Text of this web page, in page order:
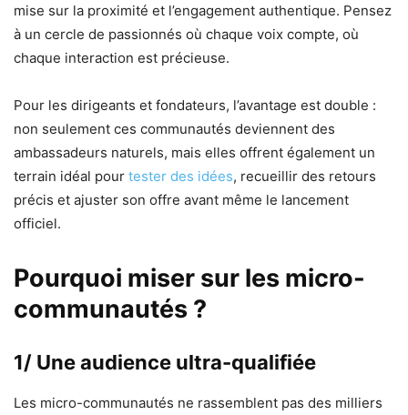
mise sur la proximité et l’engagement authentique. Pensez
à un cercle de passionnés où chaque voix compte, où
chaque interaction est précieuse.
Pour les dirigeants et fondateurs, l’avantage est double :
non seulement ces communautés deviennent des
ambassadeurs naturels, mais elles offrent également un
terrain idéal pour tester des idées, recueillir des retours
précis et ajuster son offre avant même le lancement
officiel.
Pourquoi miser sur les micro-
communautés ?
1/ Une audience ultra-qualifiée
Les micro-communautés ne rassemblent pas des milliers